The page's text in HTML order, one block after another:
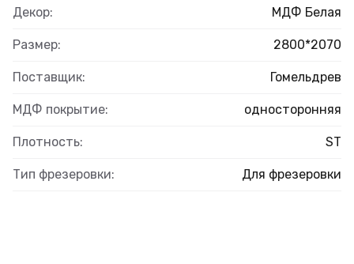
Декор: МДФ Белая
Размер: 2800*2070
Поставщик: Гомельдрев
МДФ покрытие: односторонняя
Плотность: ST
Тип фрезеровки: Для фрезеровки